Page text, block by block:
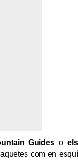
Guides o els
com en esquí